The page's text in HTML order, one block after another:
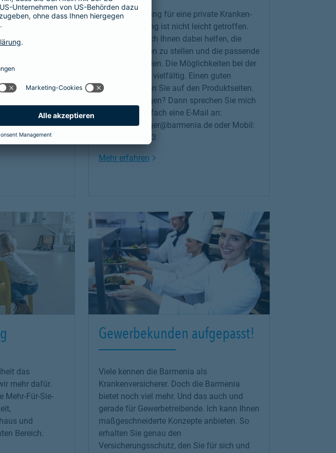
braucht
zu einem
Leistungen
New Tab
Die Entscheidung für eine private Kranken-
Vollversicherung ist nicht leicht getroffen.
Lassen Sie mich Ihnen dabei helfen, die
richtigen Fragen zu stellen und die passende
Lösung zu finden. Die Möglichkeiten bei der
Barmenia sind vielfältig. Einen guten
Überblick finden Sie auf den Produktseiten.
Sie haben Fragen? Dann sprechen Sie mich
einfach an.Einfach eine E-Mail an:
werner.benzinger@barmenia.de oder Mobil:
0176 81704493
Mehr erfahrenLink Opens in New Tab
das
mehr dafür.
Mehr-Für-Sie-
und
Bereich.
Gewerbekunden aufgepasst!
Viele kennen die Barmenia als
Krankenversicherer. Doch die Barmenia
bietet noch viel mehr. Und das auch und
gerade für Gewerbetreibende. Ich kann Ihnen
maßgeschneiderte Konzepte anbieten. So
erhalten Sie genau den
Versicherungsschutz, den Sie für sich und